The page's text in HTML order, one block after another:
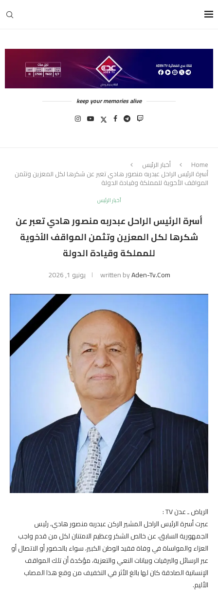
keep your memories alive
Home أخبار الرئيس
أسرة الرئيس الراحل عبدربه منصور هادي تعبر عن شكرها لكل المعزين وتثمن
المواقف الأخوية للمملكة وقيادة الدولة
أخبار الرئيس
أسرة الرئيس الراحل عبدربه منصور هادي تعبر عن
شكرها لكل المعزين وتثمن المواقف الأخوية
للمملكة وقيادة الدولة
written byAden-Tv.com يونيو 1, 2026
الرياض ـ عدن TV :
عبرت أسرة الرئيس الراحل المشير الركن عبدربه منصور هادي، رئيس
الجمهورية السابق، عن خالص الشكر وعظيم الامتنان لكل من قدم واجب
العزاء والمواساة في وفاة فقيد الوطن الكبير، سواء بالحضور أو الاتصال أو
عبر الرسائل والبرقيات وبيانات النعي والتعزية، مؤكدة أن تلك المواقف
الإنسانية الصادقة كان لها بالغ الأثر في التخفيف من وقع هذا المصاب
الأليم.